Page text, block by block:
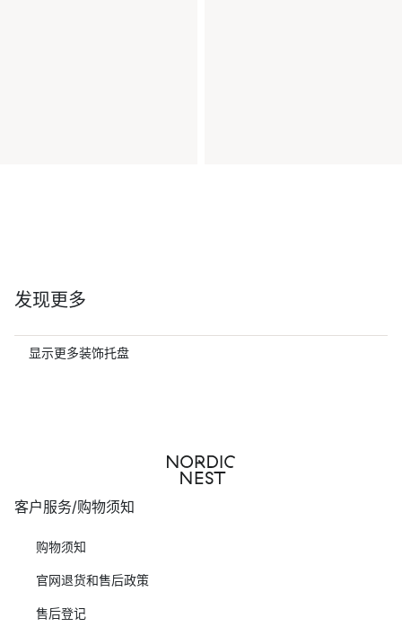
发现更多
显示更多装饰托盘
客户服务/购物须知
购物须知
官网退货和售后政策
售后登记